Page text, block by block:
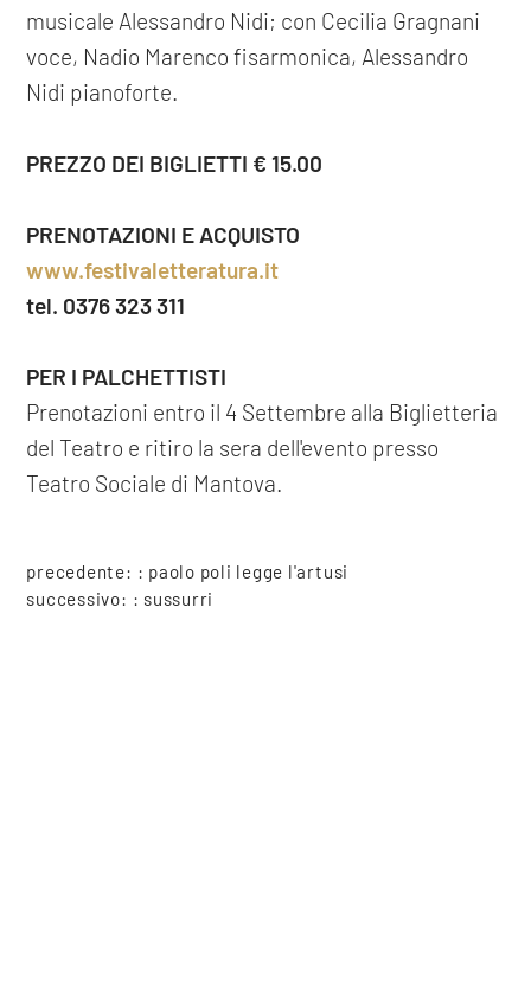
musicale Alessandro Nidi; con Cecilia Gragnani
voce, Nadio Marenco fisarmonica, Alessandro
Nidi pianoforte.
PREZZO DEI BIGLIETTI € 15.00
PRENOTAZIONI E ACQUISTO
www.festivaletteratura.it
tel. 0376 323 311
PER I PALCHETTISTI
Prenotazioni entro il 4 Settembre alla Biglietteria
del Teatro e ritiro la sera dell'evento presso
Teatro Sociale di Mantova.
precedente: : paolo poli legge l'artusi
successivo: : sussurri